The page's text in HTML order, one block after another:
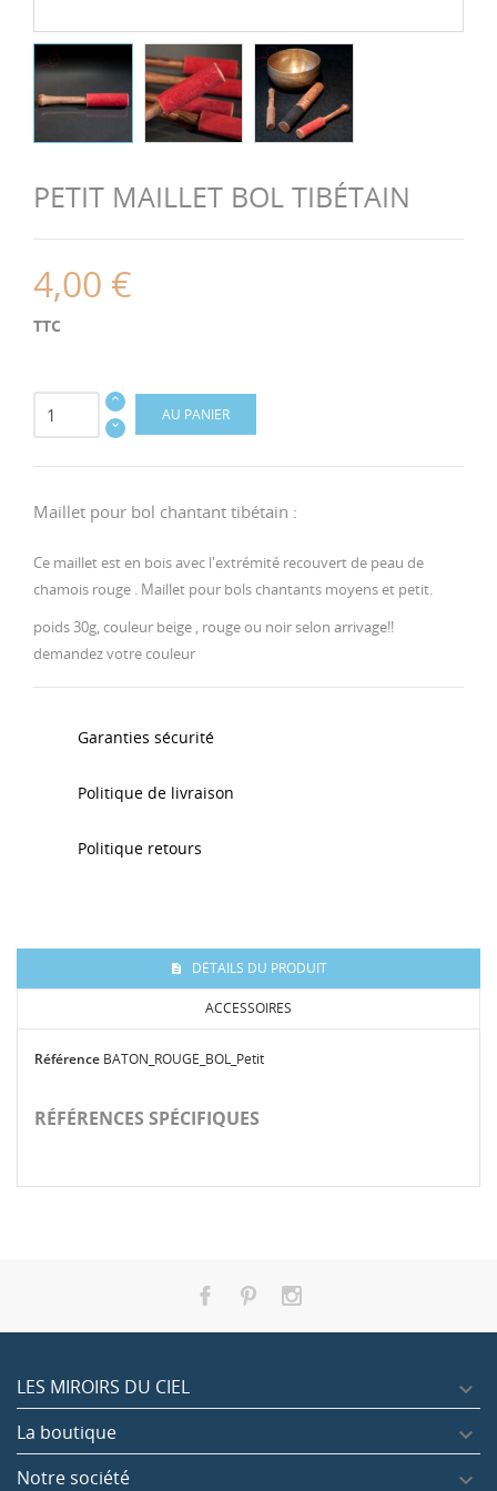
PETIT MAILLET BOL TIBÉTAIN
4,00 €
TTC
AU PANIER
Maillet pour bol chantant tibétain :
Ce maillet est en bois avec l'extrémité recouvert de peau de
chamois rouge . Maillet pour bols chantants moyens et petit.
poids 30g, couleur beige , rouge ou noir selon arrivage!!
demandez votre couleur
Garanties sécurité
Politique de livraison
Politique retours
DÉTAILS DU PRODUIT
ACCESSOIRES
Référence BATON_ROUGE_BOL_Petit
RÉFÉRENCES SPÉCIFIQUES
LES MIROIRS DU CIEL 
La boutique 
Notre société 